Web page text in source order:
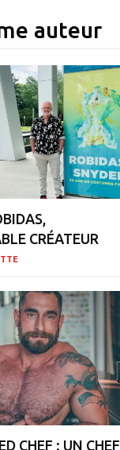
auteur
CRÉATEUR
CHEF : UN CHEF